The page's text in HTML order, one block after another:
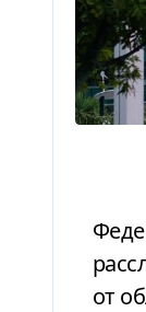
Федеральная торговая комиссия США (FTC) запустила антимонопольное
от